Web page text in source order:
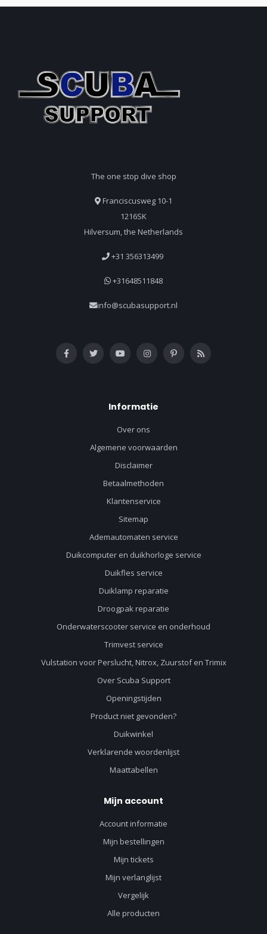
The one stop dive shop
Franciscusweg 10-1
1216SK
Hilversum, the Netherlands
+31 356313499
+31648511848
info@scubasupport.nl
Informatie
Over ons
Algemene voorwaarden
Disclaimer
Betaalmethoden
Klantenservice
Sitemap
Ademautomaten service
Duikcomputer en duikhorloge service
Duikfles service
Duiklamp reparatie
Droogpak reparatie
Onderwaterscooter service en onderhoud
Trimvest service
Vulstation voor Perslucht, Nitrox, Zuurstof en Trimix
Over Scuba Support
Openingstijden
Product niet gevonden?
Duikwinkel
Verklarende woordenlijst
Maattabellen
Mijn account
Account informatie
Mijn bestellingen
Mijn tickets
Mijn verlanglijst
Vergelijk
Alle producten